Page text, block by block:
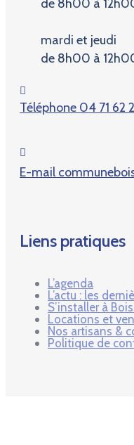
de 8h00 à
mardi et jeudi
de 8h00 à
Téléphone 04 71 62
E-mail
Liens pratiques
L’agenda
L’actu : les
S’installer à
Locations et
Nos artisans &
Politique de